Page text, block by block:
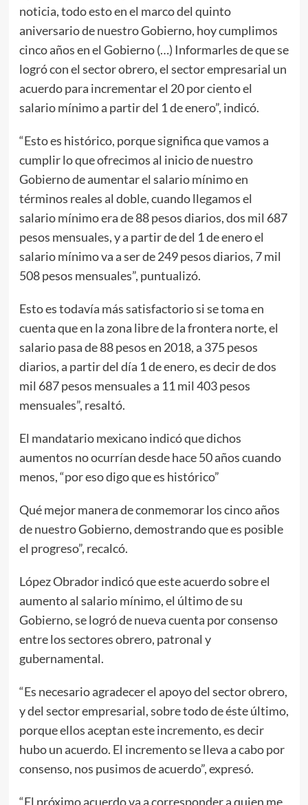
noticia, todo esto en el marco del quinto
aniversario de nuestro Gobierno, hoy cumplimos
cinco años en el Gobierno (…) Informarles de que se
logró con el sector obrero, el sector empresarial un
acuerdo para incrementar el 20 por ciento el
salario mínimo a partir del 1 de enero”, indicó.
“Esto es histórico, porque significa que vamos a
cumplir lo que ofrecimos al inicio de nuestro
Gobierno de aumentar el salario mínimo en
términos reales al doble, cuando llegamos el
salario mínimo era de 88 pesos diarios, dos mil 687
pesos mensuales, y a partir de del 1 de enero el
salario mínimo va a ser de 249 pesos diarios, 7 mil
508 pesos mensuales”, puntualizó.
Esto es todavía más satisfactorio si se toma en
cuenta que en la zona libre de la frontera norte, el
salario pasa de 88 pesos en 2018, a 375 pesos
diarios, a partir del día 1 de enero, es decir de dos
mil 687 pesos mensuales a 11 mil 403 pesos
mensuales”, resaltó.
El mandatario mexicano indicó que dichos
aumentos no ocurrían desde hace 50 años cuando
menos, “por eso digo que es histórico”
Qué mejor manera de conmemorar los cinco años
de nuestro Gobierno, demostrando que es posible
el progreso”, recalcó.
López Obrador indicó que este acuerdo sobre el
aumento al salario mínimo, el último de su
Gobierno, se logró de nueva cuenta por consenso
entre los sectores obrero, patronal y
gubernamental.
“Es necesario agradecer el apoyo del sector obrero,
y del sector empresarial, sobre todo de éste último,
porque ellos aceptan este incremento, es decir
hubo un acuerdo. El incremento se lleva a cabo por
consenso, nos pusimos de acuerdo”, expresó.
“El próximo acuerdo va a corresponder a quien me